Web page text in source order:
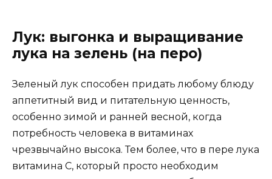
Лук: выгонка и выращивание
лука на зелень (на перо)
Зеленый лук способен придать любому блюду
аппетитный вид и питательную ценность,
особенно зимой и ранней весной, когда
потребность человека в витаминах
чрезвычайно высока. Тем более, что в пере лука
витамина C, который просто необходим